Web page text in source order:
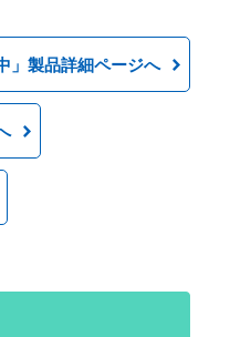
」製品詳細ページへ